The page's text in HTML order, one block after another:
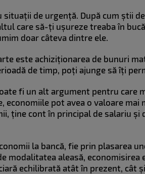
de urgență. După cum știi
care să-ți ușureze treaba în
doar câteva dintre ele.
este achiziționarea de bunuri
de timp, poți ajunge să îți
fi un alt argument pentru care
pot avea o valoare mai
ține cont în principal de salariu și
la bancă, fie prin plasarea
aleasă, economisirea
echilibrată atât în prezent, cât